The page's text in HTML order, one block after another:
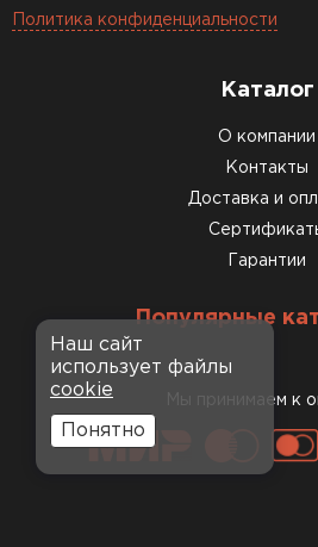
Политика конфиденциальности
Каталог
О компании
Контакты
Доставка и
Гарантии
Популярные
Мы принимаем к
Наш сайт
использует файлы
cookie
Понятно